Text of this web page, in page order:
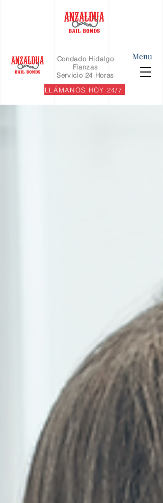
Condado Hidalgo
Fianzas
Servicio 24 Horas
LLÁMANOS HOY 24/7
Menu